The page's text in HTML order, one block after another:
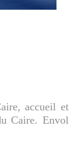
accueil et
Caire. Envol